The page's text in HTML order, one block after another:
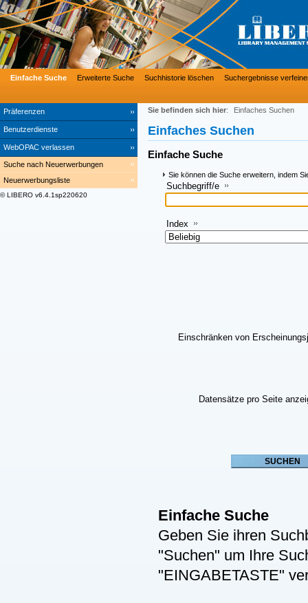
Präferenzen
Benutzerdienste
WebOPAC verlassen
Einfache Suche Erweiterte Suche Suchhistorie löschen Suchergebnisse
Suche nach Neuerwerbungen
Neuerwerbungsliste
© LIBERO v6.4.1sp220620
Sie befinden sich hier: Einfaches Suchen
Einfaches Suchen
Einfache Suche
Sie können die Suche erweitern, indem
Suchbegriff/e
Index
Einschränken von
Datensätze pro Seite
Einfache Suche
Geben Sie ihren
"Suchen" um Ihre
"EINGABETASTE"